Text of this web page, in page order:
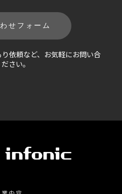
せフォーム
依頼など、お気軽にお問い合
さい。